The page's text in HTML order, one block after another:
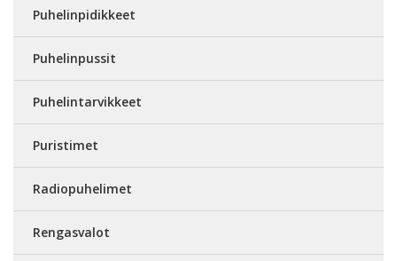
Puhelinpidikkeet
Puhelinpussit
Puhelintarvikkeet
Puristimet
Radiopuhelimet
Rengasvalot